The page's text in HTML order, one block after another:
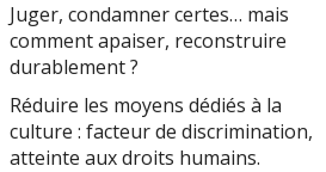
Juger, condamner certes… mais
comment apaiser, reconstruire
durablement ?
Réduire les moyens dédiés à la
culture : facteur de discrimination,
atteinte aux droits humains.